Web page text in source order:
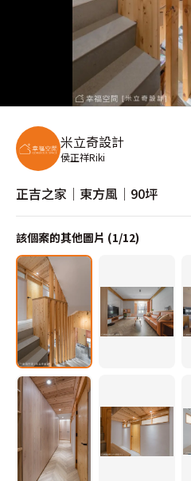
米立奇設計
侯正祥Riki
正吉之家│東方風│90坪
該個案的其他圖片 (1/12)